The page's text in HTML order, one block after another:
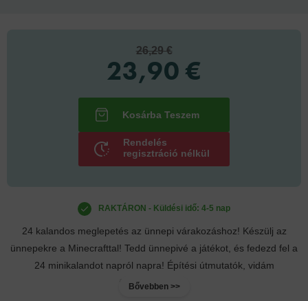
24 kalandos meglepetés az ünnepi várakozáshoz! Készülj az
ünnepekre a Minecrafttal! Tedd ünnepivé a játékot, és fedezd fel a
24 minikalandot napról napra! Építési útmutatók, vidám
foglalkoztatók,...
Bővebben >>
RAKTÁRON - Küldési idő: 4-5 nap
26,29 €
23,90 €
Rendelés
regisztráció nélkül